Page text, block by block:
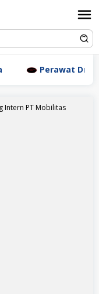
Perawat Dr. Triyanti
Intern PT Mobilitas